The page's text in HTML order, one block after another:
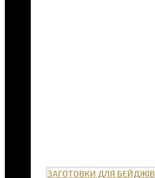
ЗАГОТОВКИ ДЛЯ БЕЙДЖІВ